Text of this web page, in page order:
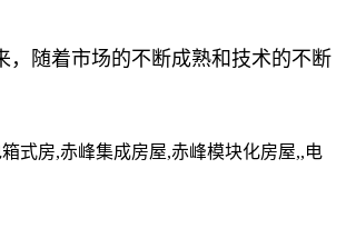
，随着市场的不断成熟和技术的不断
式房,赤峰集成房屋,赤峰模块化房屋,,电